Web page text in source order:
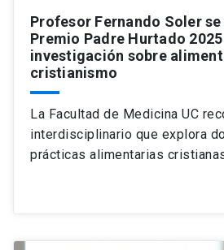
Profesor Fernando Soler se
Premio Padre Hurtado
investigación sobre
cristianismo
La Facultad de Medicina UC
interdisciplinario que explora
prácticas alimentarias